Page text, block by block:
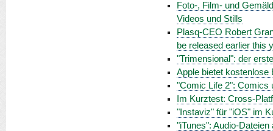
Foto-, Film- und
Videos und Stills
Plasq-CEO Robert
be released earlier this
"Trimensional": der
Apple bietet
"Comic Life 2": Comics
Im Kurztest: Cross-
"Instaviz" für "iOS" im
"iTunes": Audio-